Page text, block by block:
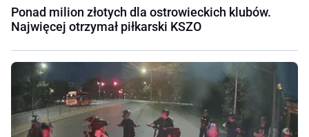
Ponad milion złotych dla ostrowieckich klubów.
Najwięcej otrzymał piłkarski KSZO